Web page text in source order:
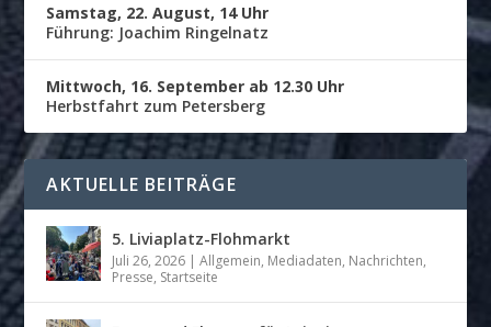
Samstag, 22. August, 14 Uhr
Führung: Joachim Ringelnatz
Mittwoch, 16. September ab 12.30 Uhr
Herbstfahrt zum Petersberg
AKTUELLE BEITRÄGE
5. Liviaplatz-Flohmarkt
Juli 26, 2026 |Allgemein, Mediadaten, Nachrichten,
Presse, Startseite